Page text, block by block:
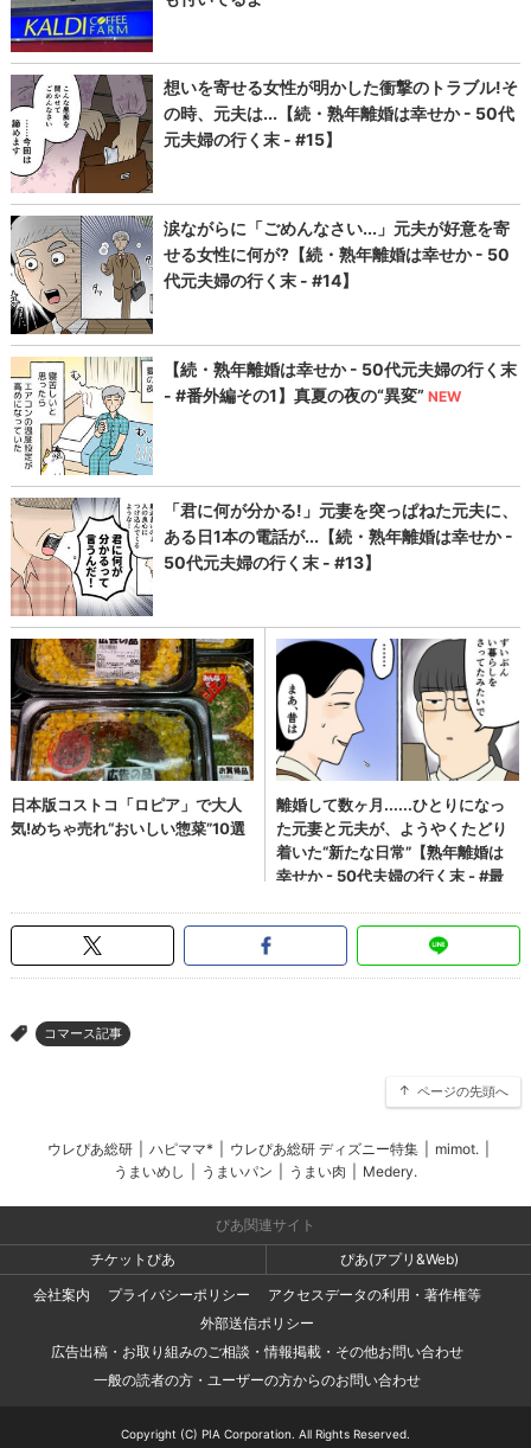
> コマース記事
ページの先頭へ
ウレぴあ総研 ハピママ* ウレぴあ総研 ディズニー特集 mimot.
うまいめし
うまいパン うまい肉 Medery.
ぴあ関連サイト
チケットぴあ
ぴあ(アプリ&Web)
会社案内
プライバシーポリシー
アクセスデータの利用・著作権等
外部送信ポリシー
広告出稿・お取り組みのご相談・情報掲載・その他お問い合わせ
一般の読者の方・ユーザーの方からのお問い合わせ
Copyright (C) PIA Corporation. All Rights Reserved.